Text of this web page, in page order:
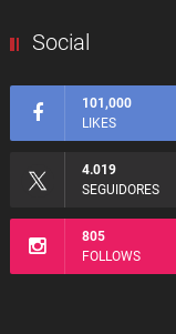
Social
101,000
LIKES
4.019
SEGUIDORES
805
FOLLOWS